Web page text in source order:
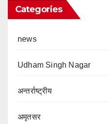
Categories
news
Udham Singh Nagar
अन्तर्राष्ट्रीय
अमृतसर